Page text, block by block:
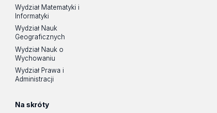
Wydział Matematyki i
Informatyki
Wydział Nauk
Geograficznych
Wydział Nauk o
Wychowaniu
Wydział Prawa i
Administracji
Na skróty